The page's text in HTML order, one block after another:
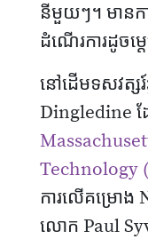
នីមួយៗ។ មានក
ដំណើរការដូចម្ដ
នៅដើមទសវត្ស
Dingledine ដ
Technology
ការលើគម្រោ
លោក Paul